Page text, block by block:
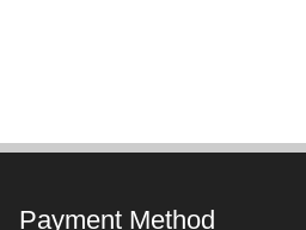
Payment Method